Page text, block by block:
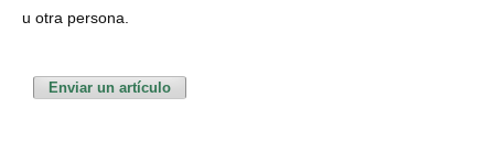
u otra persona.
Enviar un artículo